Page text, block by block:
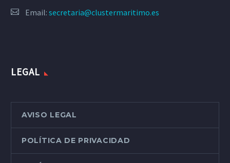
Email: secretaria@clustermaritimo.es
LEGAL
AVISO LEGAL
POLÍTICA DE PRIVACIDAD